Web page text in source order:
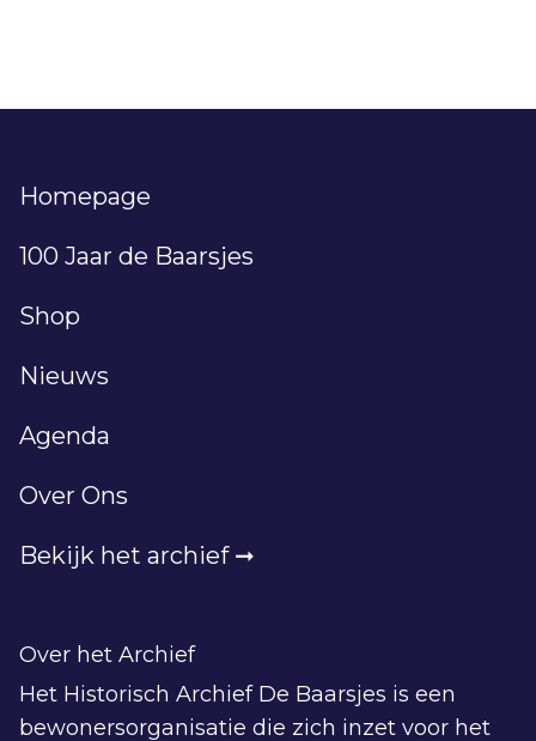
Homepage
100 Jaar de Baarsjes
Shop
Nieuws
Agenda
Over Ons
Bekijk het archief ➞
Over het Archief
Het Historisch Archief De Baarsjes is een
bewonersorganisatie die zich inzet voor het